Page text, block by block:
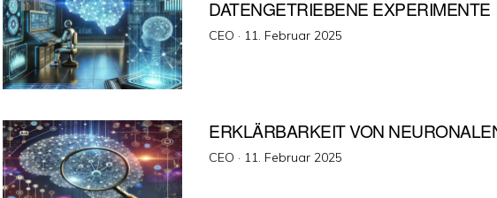
DATENGETRIEBENE EXPERIMENTE
CEO · Veröffentlicht
11. Februar 2025
ERKLÄRBARKEIT VON
CEO · Veröffentlicht
11. Februar 2025